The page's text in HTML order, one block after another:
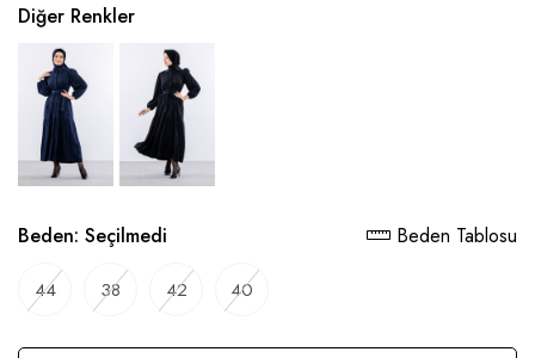
Diğer Renkler
Beden: Seçilmedi Beden Tablosu
44 38 42 40